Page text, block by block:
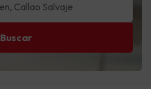
Buscar